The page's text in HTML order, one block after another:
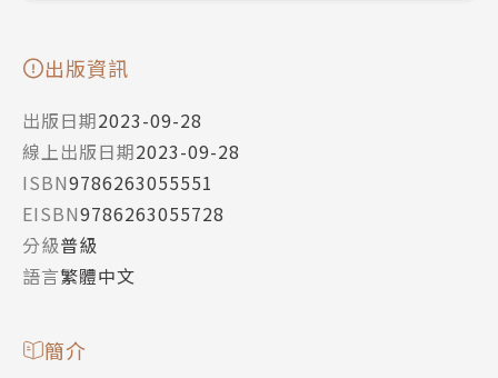
出版資訊
出版日期2023-09-28
線上出版日期2023-09-28
ISBN9786263055551
EISBN9786263055728
分級普級
語言繁體中文
簡介